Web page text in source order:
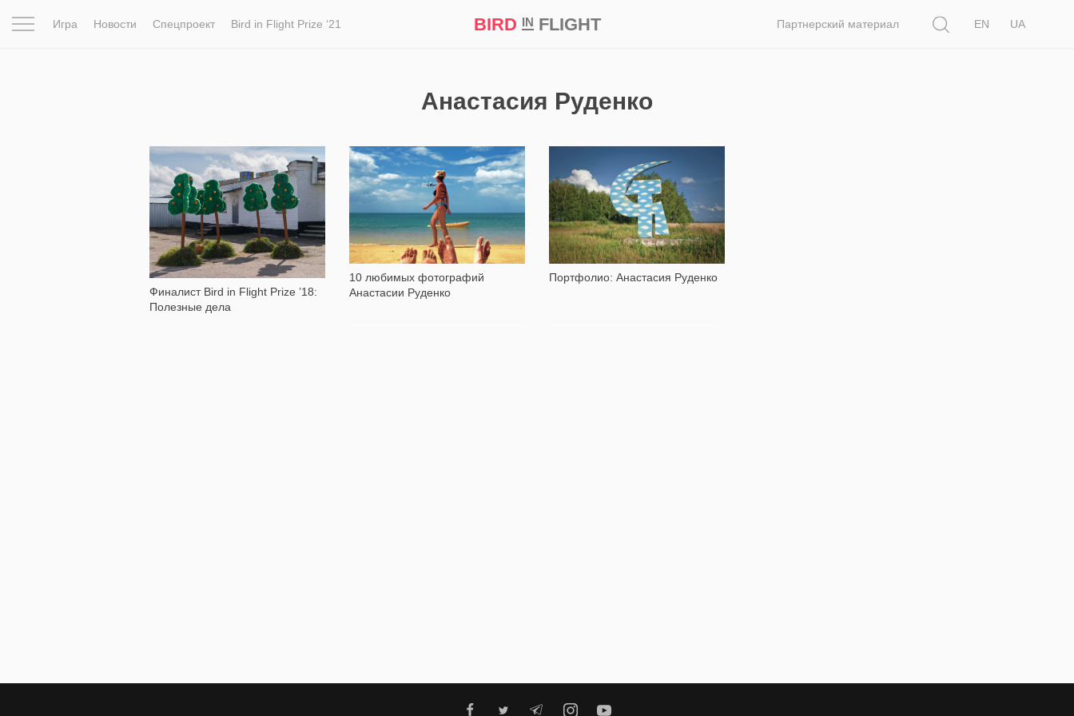
Игра Новости Спецпроект Bird in Flight Prize ‘21 BIRD INFLIGHT Партнерский материал
EN
UA
Анастасия Руденко
Финалист Bird in Flight Prize ’18:
Полезные дела
1 424
10 любимых фотографий
Анастасии Руденко
7 320
Портфолио: Анастасия Руденко
4 525